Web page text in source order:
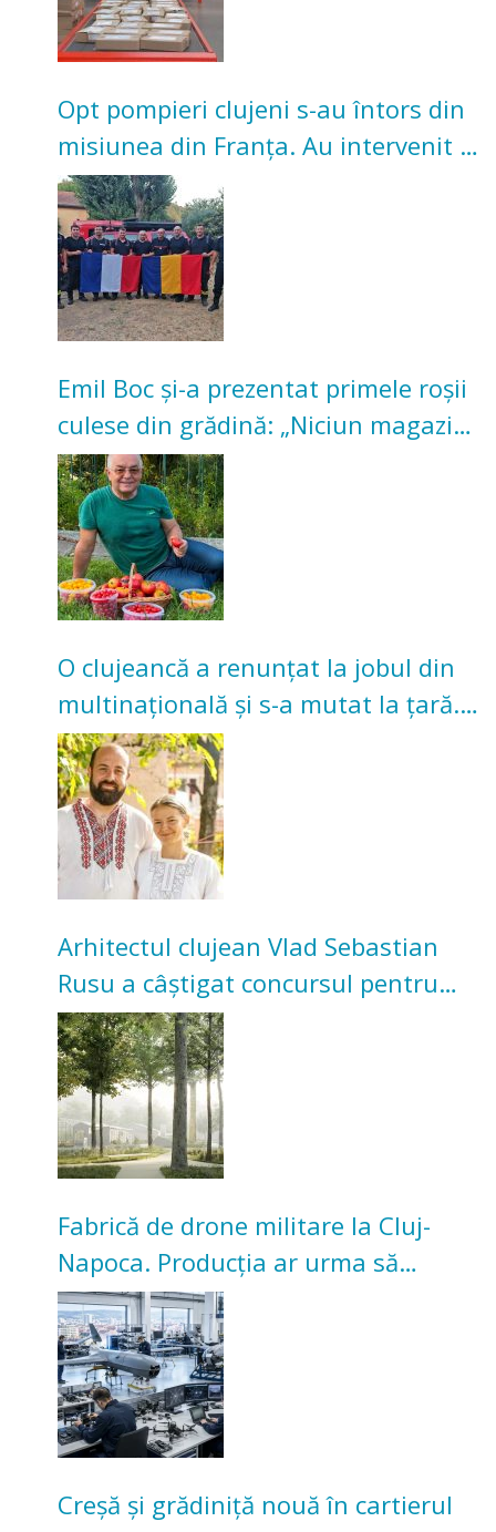
Opt pompieri clujeni s-au întors din
misiunea din Franța. Au intervenit la
incendii de vegetație și pădure
Emil Boc și-a prezentat primele roșii
culese din grădină: „Niciun magazin
nu poate oferi această satisfacție”
O clujeancă a renunțat la jobul din
multinațională și s-a mutat la țară.
Acum cultivă legume în grădina
bunicilor
Arhitectul clujean Vlad Sebastian
Rusu a câștigat concursul pentru
transformarea Grădinii Casei
Universitarilor
Fabrică de drone militare la Cluj-
Napoca. Producția ar urma să
înceapă în toamna acestui an
Creșă și grădiniță nouă în cartierul